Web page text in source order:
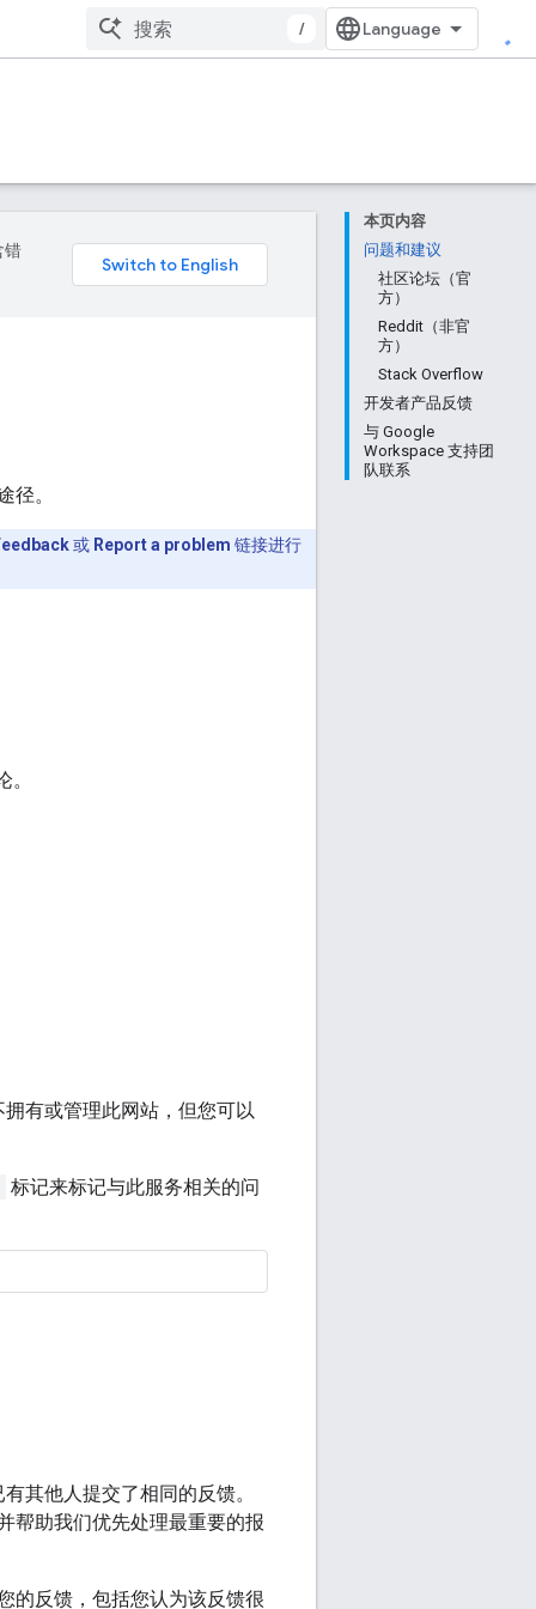
/
本页内容
问题和建议
社区论坛（官
方）
Reddit（非官
方）
Stack Overflow
开发者产品反馈
与 Google
Workspace 支持团
队联系
错
径。
或 Report a problem 链接进行
有或管理此网站，但您可以
标记来标记与此服务相关的问
其他人提交了相同的反馈。
帮助我们优先处理最重要的报
的反馈，包括您认为该反馈很